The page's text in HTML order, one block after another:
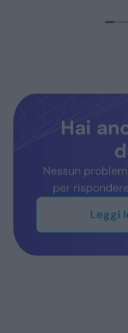
Hai
Nessun
per
Leggi